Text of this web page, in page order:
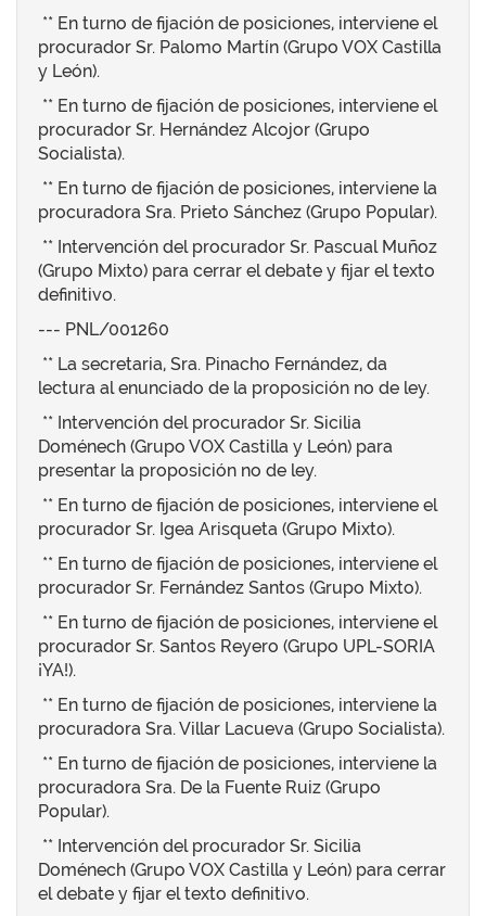
** En turno de fijación de posiciones, interviene el
procurador Sr. Palomo Martín (Grupo VOX Castilla
y León).
** En turno de fijación de posiciones, interviene el
procurador Sr. Hernández Alcojor (Grupo
Socialista).
** En turno de fijación de posiciones, interviene la
procuradora Sra. Prieto Sánchez (Grupo Popular).
** Intervención del procurador Sr. Pascual Muñoz
(Grupo Mixto) para cerrar el debate y fijar el texto
definitivo.
--- PNL/001260
** La secretaria, Sra. Pinacho Fernández, da
lectura al enunciado de la proposición no de ley.
** Intervención del procurador Sr. Sicilia
Doménech (Grupo VOX Castilla y León) para
presentar la proposición no de ley.
** En turno de fijación de posiciones, interviene el
procurador Sr. Igea Arisqueta (Grupo Mixto).
** En turno de fijación de posiciones, interviene el
procurador Sr. Fernández Santos (Grupo Mixto).
** En turno de fijación de posiciones, interviene el
procurador Sr. Santos Reyero (Grupo UPL-SORIA
¡YA!).
** En turno de fijación de posiciones, interviene la
procuradora Sra. Villar Lacueva (Grupo Socialista).
** En turno de fijación de posiciones, interviene la
procuradora Sra. De la Fuente Ruiz (Grupo
Popular).
** Intervención del procurador Sr. Sicilia
Doménech (Grupo VOX Castilla y León) para cerrar
el debate y fijar el texto definitivo.